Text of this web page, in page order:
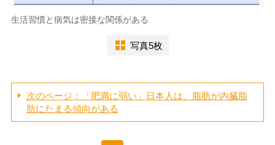
生活習慣と病気は密接な関係がある
写真5枚
次のページ：「肥満に弱い」日本人は、脂肪が内臓脂
肪にたまる傾向がある